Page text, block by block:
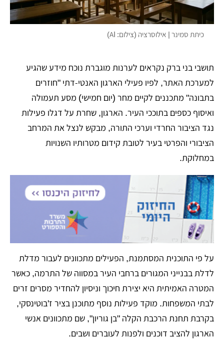
כיתת סמינר | אילוסרציה (צילום: AI)
תושבי בני ברק נקראים לערנות מוגברת נוכח מידע שהגיע
למערכת האתר, לפיו פעילי הארגון האנטי-דתי "חוזרים
בתבונה" מתכננים לקיים מחר (יום חמישי) מסע תעמולה
ואיסוף כספים בתוככי העיר. הארגון, שחרת על דגלו פעילות
נגד הציבור החרדי וערכי התורה, מבקש לנצל את המרחב
הציבורי והפרטי בעיר לטובת קידום מטרותיו השנויות
במחלוקת.
​על פי התוכנית המסתמנת, הפעילים מתכוונים לעבור מדלת
לדלת בבנייני המגורים ברחבי העיר במסווה של התרמה, כאשר
המטרה האמיתית היא יצירת חיכוך וניסיון להחדיר מסרים זרים
לבתי המשפחות. מוקד פעילות נוסף מתוכנן בציר ז'בוטינסקי,
בקרבת תחנת הרכבת הקלה "בן גוריון", שם מתכוונים אנשי
הארגון להציב דוכנים ולפנות לעוברים ושבים.